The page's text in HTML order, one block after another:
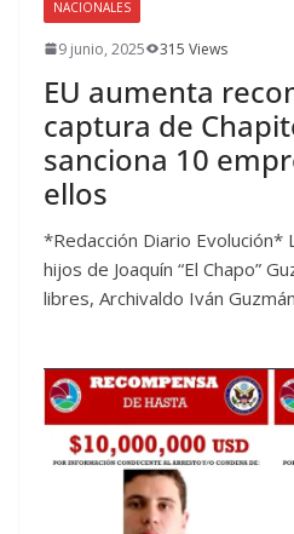
NACIONALES
9 junio, 2025 315 Views
EU aumenta
captura de
sanciona 10
ellos
*Redacción Diario Evolución*
hijos de Joaquín “El Chapo”
libres, Archivaldo Iván Guzmán